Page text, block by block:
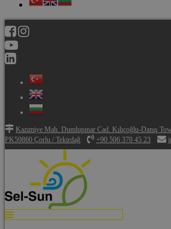
Kazımiye Mah. Dumlupınar Cad. Kılıçoğlu-Danış
PK59860 Çorlu / Tekirdağ
+90 506 370 45 23